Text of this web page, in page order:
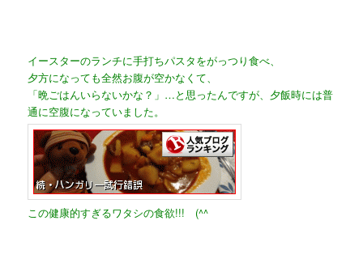
イースターのランチに手打ちパスタをがっつり食べ、
夕方になっても全然お腹が空かなくて、
「晩ごはんいらないかな？」…と思ったんですが、夕飯時には普
通に空腹になっていました。
この健康的すぎるワタシの食欲!!! (^^ゞ